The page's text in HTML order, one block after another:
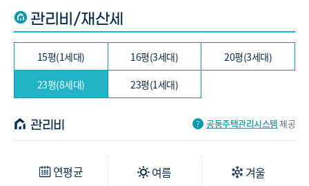
관리비/재산세
15평(1세대) 16평(3세대)
20평(3세대)
23평(8세대)
23평(1세대)
관리비 공동주택관리시스템제공
연평균 여름 겨울